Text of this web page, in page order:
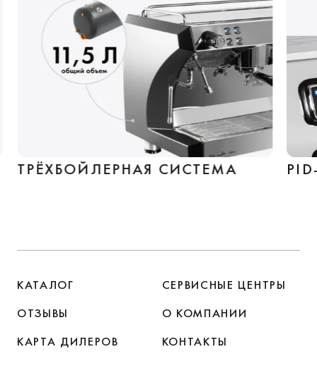
ТРЁХБОЙЛЕРНАЯ СИСТЕМА
КАТАЛОГ
ОТЗЫВЫ
КАРТА ДИЛЕРОВ
СЕРВИСНЫЕ ЦЕНТРЫ
О КОМПАНИИ
КОНТАКТЫ